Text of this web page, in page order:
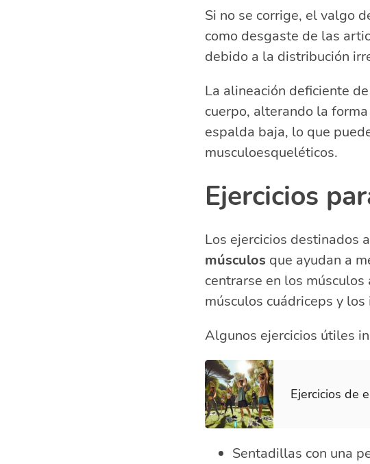
Si no se corrige, el valgo
como desgaste de las
debido a la distribución
La alineación deficiente
cuerpo, alterando la
espalda baja, lo que
musculoesqueléticos.
Ejercicios
Los ejercicios destinados
músculos que ayudan a
centrarse en los
músculos cuádriceps y
Algunos ejercicios útiles
Ejercicios de
Sentadillas con una